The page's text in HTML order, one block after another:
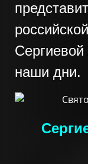
наши дни.